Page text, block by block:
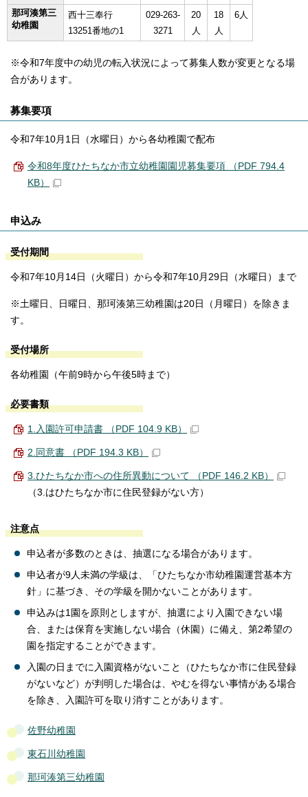
那珂湊第三
幼稚園
西十三奉行
13251番地の1
029-263-
3271
20
人
18
人
6人
※令和7年度中の幼児の転入状況によって募集人数が変更となる場
合があります。
募集要項
令和7年10月1日（水曜日）から各幼稚園で配布
令和8年度ひたちなか市立幼稚園園児募集要項 （PDF 794.4
KB）
申込み
受付期間
令和7年10月14日（火曜日）から令和7年10月29日（水曜日）まで
※土曜日、日曜日、那珂湊第三幼稚園は20日（月曜日）を除きま
す。
受付場所
各幼稚園（午前9時から午後5時まで）
必要書類
1.入園許可申請書 （PDF 104.9 KB）
2.同意書 （PDF 194.3 KB）
3.ひたちなか市への住所異動について （PDF 146.2 KB）
（3.はひたちなか市に住民登録がない方）
注意点
申込者が多数のときは、抽選になる場合があります。
申込者が9人未満の学級は、「ひたちなか市幼稚園運営基本方
針」に基づき、その学級を開かないことがあります。
申込みは1園を原則としますが、抽選により入園できない場
合、または保育を実施しない場合（休園）に備え、第2希望の
園を指定することができます。
入園の日までに入園資格がないこと（ひたちなか市に住民登録
がないなど）が判明した場合は、やむを得ない事情がある場合
を除き、入園許可を取り消すことがあります。
佐野幼稚園
東石川幼稚園
那珂湊第三幼稚園